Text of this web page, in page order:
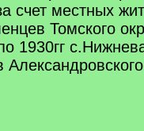
счет местных
Томского
1930гг